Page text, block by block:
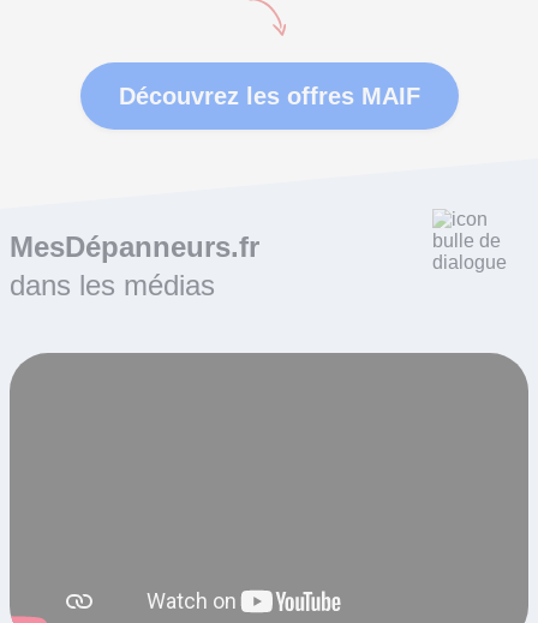
Découvrez les offres MAIF
MesDépanneurs.fr
dans les médias